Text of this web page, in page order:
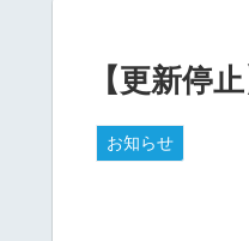
【更新停
お知らせ